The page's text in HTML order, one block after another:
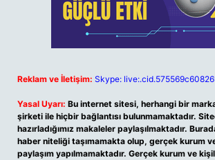
Reklam ve İletişim: Skype:
Yasal Uyarı: Bu internet sitesi, herhangi bir
şirketi ile hiçbir bağlantısı bulunmamaktadır.
hazırladığımız makaleler paylaşılmaktadır.
haber niteliği taşımamakta olup, gerçek kurum
paylaşım yapılmamaktadır. Gerçek kurum ve